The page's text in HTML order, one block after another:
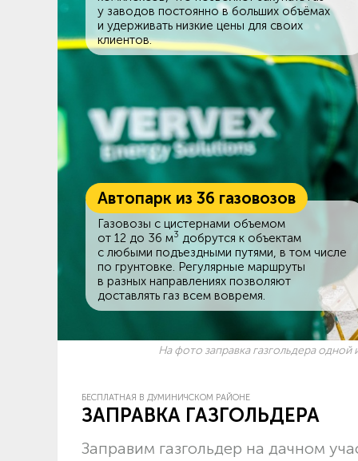
у заводов постоянно в больших объёмах
и удерживать низкие цены для своих
клиентов.
Автопарк из 36 газовозов
Газовозы с цистернами объемом
от 12 до 36 м3 добрутся к объектам
c любыми подъездными путями, в том числе
по грунтовке. Регулярные маршруты
в разных направлениях позволяют
доставлять газ всем вовремя.
На фото заправка газгольдера одной
БЕСПЛАТНАЯ В ДУМИНИЧСКОМ РАЙОНЕ
ЗАПРАВКА ГАЗГОЛЬДЕРА
Заправим газгольдер на дачном